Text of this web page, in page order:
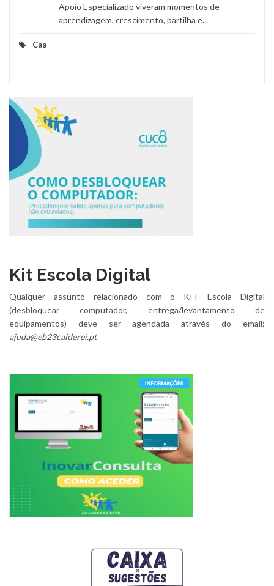
Apoio Especializado viveram momentos de
aprendizagem, crescimento, partilha e...
Caa
Kit Escola Digital
Qualquer assunto relacionado com o KIT Escola Digital
(desbloquear computador, entrega/levantamento de
equipamentos) deve ser agendada através do email:
ajuda@eb23caiderei.pt